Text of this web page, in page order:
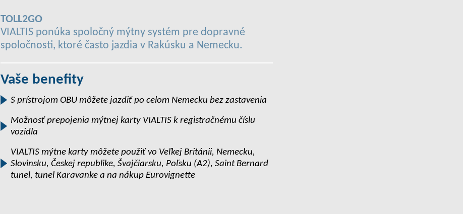
TOLL2GO
VIALTIS ponúka spoločný mýtny systém pre dopravné
spoločnosti, ktoré často jazdia v Rakúsku a Nemecku.
Vaše benefity
S prístrojom OBU môžete jazdiť po celom Nemecku bez zastavenia
Možnosť prepojenia mýtnej karty VIALTIS k registračnému číslu
vozidla
VIALTIS mýtne karty môžete použiť vo Veľkej Británii, Nemecku,
Slovinsku, Českej republike, Švajčiarsku, Poľsku (A2), Saint Bernard
tunel, tunel Karavanke a na nákup Eurovignette